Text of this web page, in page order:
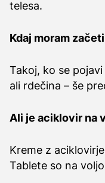
telesa.
Kdaj moram
Takoj, ko se
ali rdečina – še
Ali je aciklovir na
Kreme z
Tablete so na